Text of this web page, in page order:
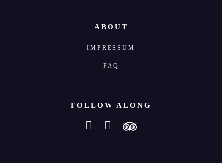
ABOUT
IMPRESSUM
FAQ
FOLLOW ALONG
instagramfacebook-ftripadvisor